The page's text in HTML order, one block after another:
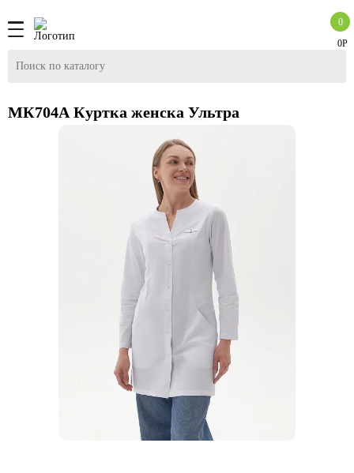
0Р
0
МК704А Куртка женска Ультра